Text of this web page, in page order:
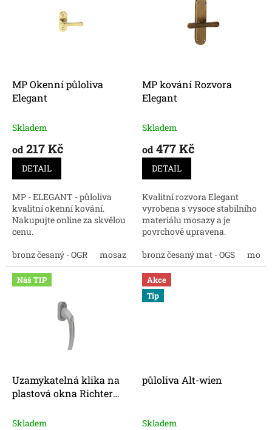
d
u
MP Okenní půloliva
Elegant
Skladem
od217 Kč
DETAIL
MP - ELEGANT - půloliva
kvalitní okenní kování.
Nakupujte online za skvělou
cenu.
bronz česaný - OGR
mosaz matný chrom bronz antik
MP kování Rozvora
Elegant
Skladem
od477 Kč
DETAIL
Kvalitní rozvora Elegant
vyrobena s vysoce stabilního
materiálu mosazy a je
povrchově upravena.
kování za skvělé ceny
bronz česaný mat - OGS
Náš TIP
Uzamykatelná klika na
plastová okna Richter
Skladem
Akce
Tip
půloliva Alt-wien
Skladem